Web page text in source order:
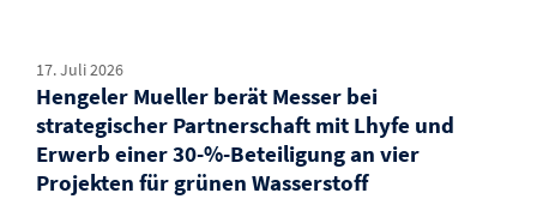
17. Juli 2026
Hengeler Mueller berät Messer bei
strategischer Partnerschaft mit Lhyfe und
Erwerb einer 30-%-Beteiligung an vier
Projekten für grünen Wasserstoff